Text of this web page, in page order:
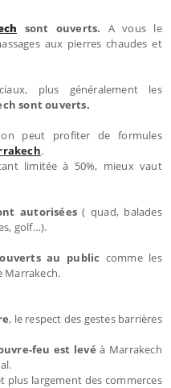
sont ouverts. A vous le
aux pierres chaudes et
plus généralement les
sont ouverts.
peut profiter de formules
.
limitée à 50%, mieux vaut
autorisées ( quad, balades
golf…).
au public comme les
Marrakech.
, le respect des gestes barrières
feu est levé à Marrakech
plus largement des commerces